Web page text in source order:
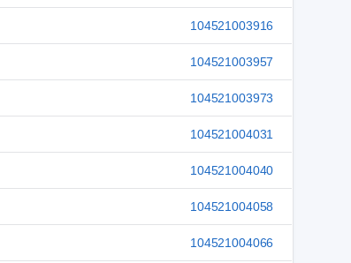
104521003916
104521003957
104521003973
104521004031
104521004040
104521004058
104521004066